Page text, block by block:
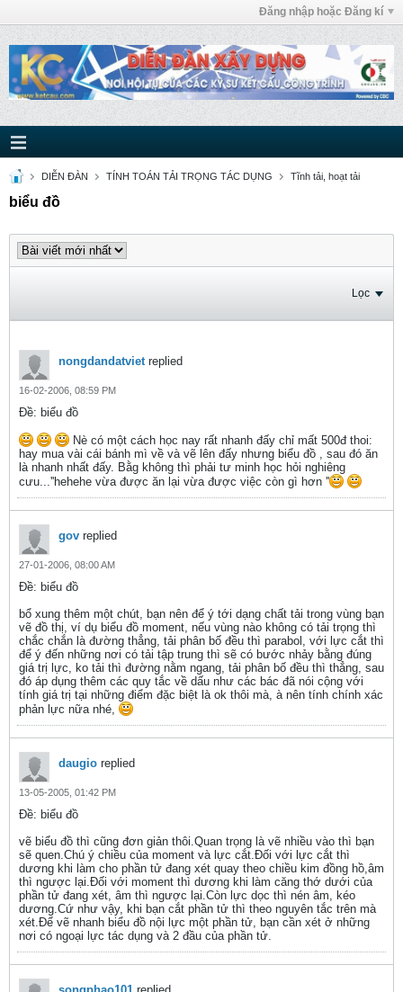
Đăng nhập hoặc Đăng kí
DIỄN ĐÀN TÍNH TOÁN TẢI TRỌNG TÁC DỤNG Tĩnh tải, hoạt tải
biểu đồ
Lọc
nongdandatvietreplied
16-02-2006, 08:59 PM
Ðề: biểu đồ
Nè có một cách học nay rất nhanh đấy chỉ mất 500đ thoi:
hay mua vài cái bánh mì về và vẽ lên đấy nhưng biểu đồ , sau đó ăn
là nhanh nhất đấy. Bằg không thì phải tư minh học hỏi nghiêng
cưu...''hehehe vừa được ăn lại vừa được việc còn gì hơn ''
gov replied
27-01-2006, 08:00 AM
Ðề: biểu đồ
bổ xung thêm một chút, bạn nên để ý tới dạng chất tải trong vùng bạn
vẽ đồ thị, ví dụ biểu đồ moment, nếu vùng nào không có tải trọng thì
chắc chắn là đường thẳng, tải phân bố đều thì parabol, với lực cắt thì
để ý đến những nơi có tải tập trung thì sẽ có bước nhảy bằng đúng
giá trị lực, ko tải thì đường nằm ngang, tải phân bố đều thì thẳng, sau
đó áp dụng thêm các quy tắc về dấu như các bác đã nói cộng với
tính giá trị tại những điểm đặc biệt là ok thôi mà, à nên tính chính xác
phản lực nữa nhé,
daugio replied
13-05-2005, 01:42 PM
Ðề: biểu đồ
vẽ biểu đồ thì cũng đơn giản thôi.Quan trọng là vẽ nhiều vào thì bạn
sẽ quen.Chú ý chiều của moment và lực cắt.Đối với lực cắt thì
dương khi làm cho phần tử đang xét quay theo chiều kim đồng hồ,âm
thì ngược lại.Đối với moment thì dương khi làm căng thớ dưới của
phần tử đang xét, âm thì ngược lại.Còn lực dọc thì nén âm, kéo
dương.Cứ như vậy, khi bạn cắt phần tử thì theo nguyên tắc trên mà
xét.Để vẽ nhanh biểu đồ nội lực một phần tử, bạn cần xét ở những
nơi có ngoại lực tác dụng và 2 đầu của phần tử.